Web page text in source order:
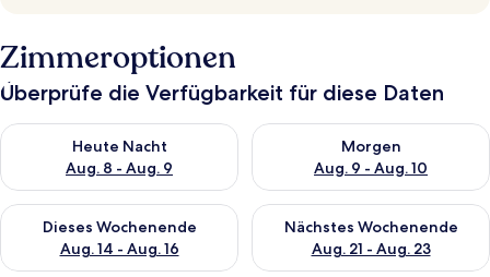
Zimmeroptionen
Überprüfe die Verfügbarkeit für diese Daten
Heute Nacht
Aug. 8 - Aug. 9
Überprüfe die Verfügbarkeit für heute Nacht, Aug. 8 - Aug. 9.
Morgen
Aug. 9 - Aug. 10
Überprüfe die Verfügbarkeit
Dieses Wochenende
Aug. 14 - Aug. 16
Überprüfe die Verfügbarkeit für dieses Wochenende, Aug. 14
Nächstes Wochenende
Aug. 21 - Aug. 23
Überprüfe die Verfügbarkeit